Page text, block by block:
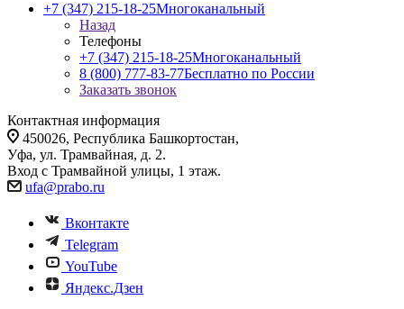
+7 (347) 215-18-25Многоканальный
Назад
Телефоны
+7 (347) 215-18-25Многоканальный
8 (800) 777-83-77Бесплатно по России
Заказать звонок
Контактная информация
450026, Республика Башкортостан,
Уфа, ул. Трамвайная, д. 2.
Вход с Трамвайной улицы, 1 этаж.
ufa@prabo.ru
Вконтакте
Telegram
YouTube
Яндекс.Дзен